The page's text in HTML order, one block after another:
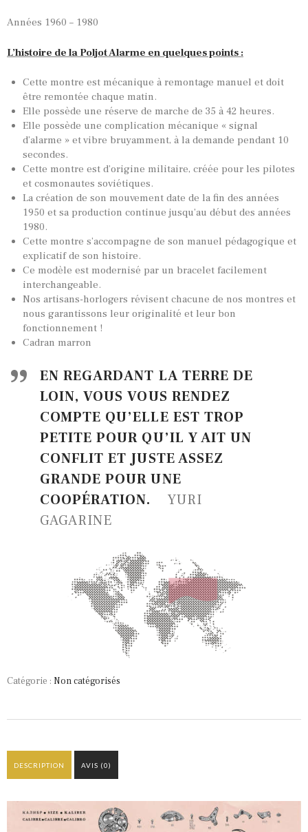
TOUTES NOS VINTAGES
MONTRES PAR HISTOIRES
CONTACTS & HISTORIQUE
PANIER
Années 1960 – 1980
L’histoire de la Poljot Alarme en quelques points :
Cette montre est mécanique à remontage manuel et doit
être remontée chaque matin.
Elle possède une réserve de marche de 35 à 42 heures.
Elle possède une complication mécanique « signal
d’alarme » et vibre bruyamment, à la demande pendant 10
secondes.
Cette montre est d’origine militaire, créée pour les pilotes
et cosmonautes soviétiques.
La création de son mouvement date de la fin des années
1950 et sa production continue jusqu’au début des années
1980.
Cette montre s’accompagne de son manuel pédagogique et
explicatif de son histoire.
Ce modèle est modernisé par un bracelet facilement
interchangeable.
Nos artisans-horlogers révisent chacune de nos montres et
nous garantissons leur originalité et leur bon
fonctionnement !
Cadran marron
EN REGARDANT LA TERRE DE
LOIN, VOUS VOUS RENDEZ
COMPTE QU’ELLE EST TROP
PETITE POUR QU’IL Y AIT UN
CONFLIT ET JUSTE ASSEZ
GRANDE POUR UNE
COOPÉRATION.
YURI
GAGARINE
Catégorie : Non catégorisés
DESCRIPTION AVIS (0)